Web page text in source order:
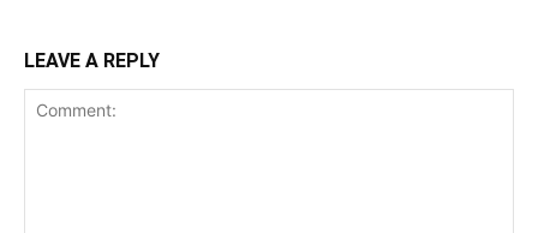
LEAVE A REPLY